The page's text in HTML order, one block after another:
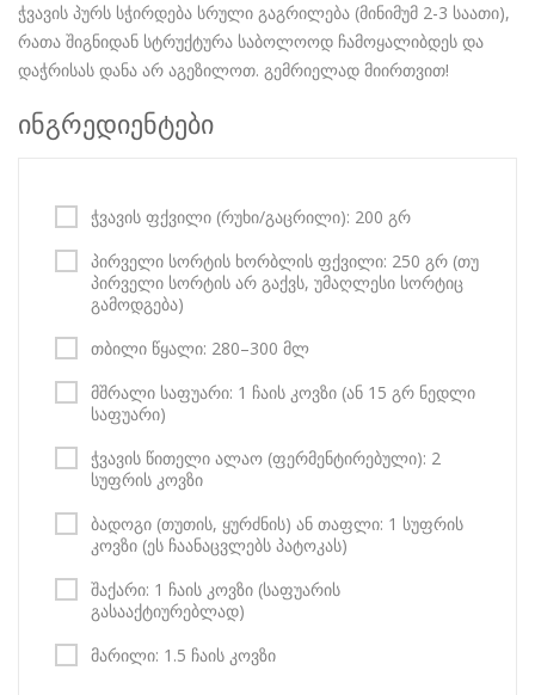
ჭვავის პურს სჭირდება სრული გაგრილება (მინიმუმ 2-3 საათი),
რათა შიგნიდან სტრუქტურა საბოლოოდ ჩამოყალიბდეს და
დაჭრისას დანა არ აგეზილოთ. გემრიელად მიირთვით!
ინგრედიენტები
ჭვავის ფქვილი (რუხი/გაცრილი): 200 გრ
პირველი სორტის ხორბლის ფქვილი: 250 გრ (თუ
პირველი სორტის არ გაქვს, უმაღლესი სორტიც
გამოდგება)
თბილი წყალი: 280–300 მლ
მშრალი საფუარი: 1 ჩაის კოვზი (ან 15 გრ ნედლი
საფუარი)
ჭვავის წითელი ალაო (ფერმენტირებული): 2
სუფრის კოვზი
ბადოგი (თუთის, ყურძნის) ან თაფლი: 1 სუფრის
კოვზი (ეს ჩაანაცვლებს პატოკას)
შაქარი: 1 ჩაის კოვზი (საფუარის
გასააქტიურებლად)
მარილი: 1.5 ჩაის კოვზი